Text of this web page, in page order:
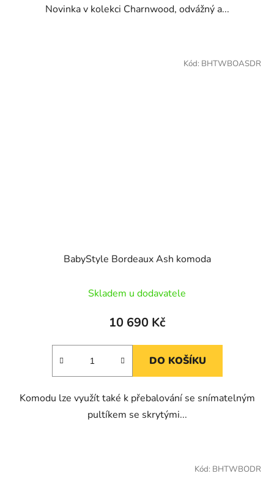
Novinka v kolekci Charnwood, odvážný a...
BabyStyle Bordeaux Ash komoda
Skladem u dodavatele
10 690 Kč
DO KOŠÍKU
Komodu lze využít také k přebalování se snímatelným
pultíkem se skrytými...
Kód: BHTWBOASDR
Kód: BHTWBODR